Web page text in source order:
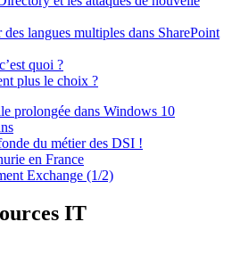
langues multiples dans SharePoint
quoi ?
plus le choix ?
prolongée dans Windows 10
du métier des DSI !
en France
Exchange (1/2)
IT